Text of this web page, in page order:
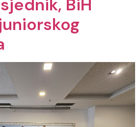
BiH